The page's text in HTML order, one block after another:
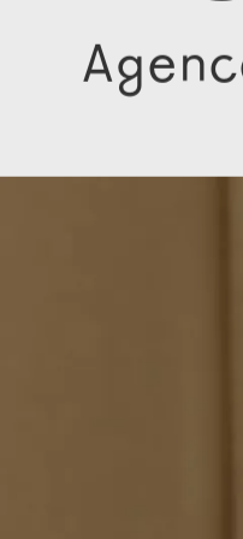
< Les autres